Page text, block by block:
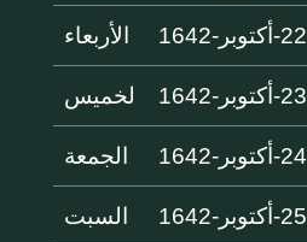
22-أكتوبر-1642 الأربعاء
23-أكتوبر-1642 لخميس
24-أكتوبر-1642 الجمعة
25-أكتوبر-1642 السبت